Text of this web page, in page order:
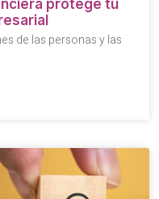
protege tu
de las personas y las